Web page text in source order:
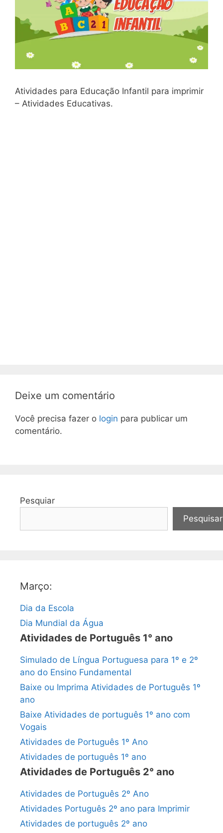
Atividades para Educação Infantil para imprimir
– Atividades Educativas.
Deixe um comentário
Você precisa fazer o login para publicar um
comentário.
Pesquiar
Pesquisar
Março:
Dia da Escola
Dia Mundial da Água
Atividades de Português 1° ano
Simulado de Língua Portuguesa para 1º e 2º
ano do Ensino Fundamental
Baixe ou Imprima Atividades de Português 1º
ano
Baixe Atividades de português 1º ano com
Vogais
Atividades de Português 1º Ano
Atividades de português 1º ano
Atividades de Português 2° ano
Atividades de Português 2º Ano
Atividades Português 2º ano para Imprimir
Atividades de português 2º ano